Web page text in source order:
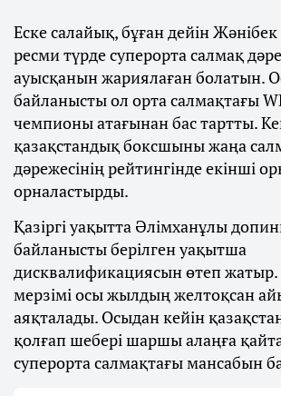
Еске салайық, бұған дейін
ресми түрде суперорта салмақ
ауысқанын жариялаған болатын.
байланысты ол орта салмақтағы
чемпионы атағынан бас тартты.
қазақстандық боксшыны жаңа
дәрежесінің рейтингінде екінші
орналастырды.
Қазіргі уақытта Әлімханұлы
байланысты берілген уақытша
дисквалификациясын өтеп
мерзімі осы жылдың желтоқсан
аяқталады. Осыдан кейін
қолғап шебері шаршы алаңға
суперорта салмақтағы мансабын